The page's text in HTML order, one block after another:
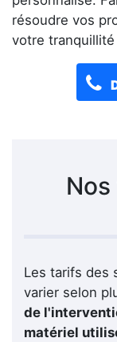
résoudre vos
votre
Les tarifs des
varier selon
de
matériel